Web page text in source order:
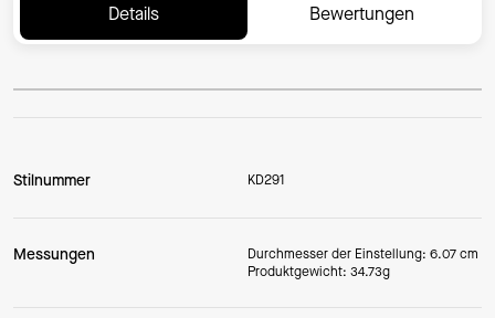
Details Bewertungen
Stilnummer KD291
Messungen
Durchmesser der Einstellung: 6.07 cm
Produktgewicht: 34.73g